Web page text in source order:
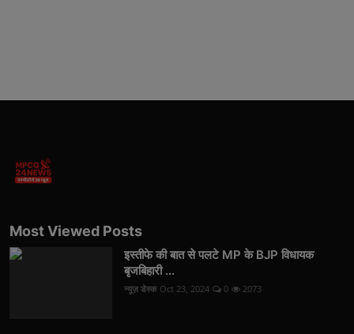
Most Viewed Posts
इस्तीफे की बात से पलटे MP के BJP विधायक
बृजबिहारी ...
न्यूज़ डेस्क Oct 23, 2024 0 2073